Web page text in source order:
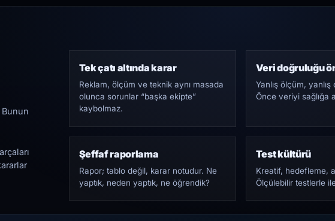
Tek çatı altında karar
Reklam, ölçüm ve teknik aynı masada
olunca sorunlar “başka ekipte”
kaybolmaz.
Veri doğruluğu
Yanlış ölçüm,
Önce veriyi sağlığa
Şeffaf raporlama
Rapor; tablo değil, karar notudur. Ne
yaptık, neden yaptık, ne öğrendik?
Test kültürü
Kreatif, hedefleme,
Ölçülebilir testlerle